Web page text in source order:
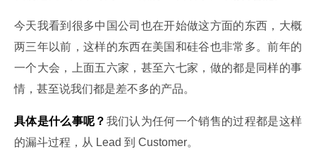
今天我看到很多中国公司也在开始做这方面的东西，大概
两三年以前，这样的东西在美国和硅谷也非常多。前年的
一个大会，上面五六家，甚至六七家，做的都是同样的事
情，甚至说我们都是差不多的产品。
具体是什么事呢？ 我们认为任何一个销售的过程都是这样
的漏斗过程，从 Lead 到 Customer。